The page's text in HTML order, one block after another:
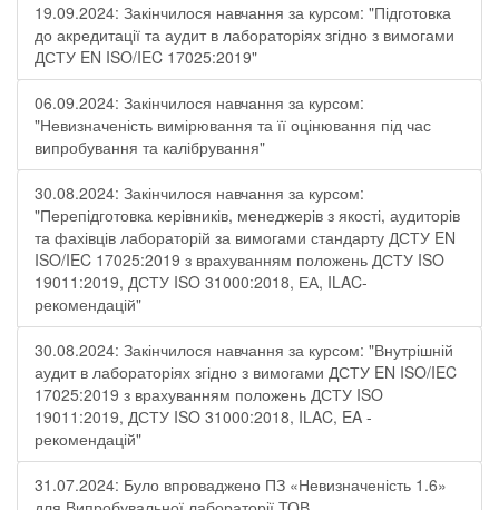
19.09.2024: Закінчилося навчання за курсом: "Підготовка
до акредитації та аудит в лабораторіях згідно з вимогами
ДСТУ EN ISO/IEC 17025:2019"
06.09.2024: Закінчилося навчання за курсом:
"Невизначеність вимірювання та її оцінювання під час
випробування та калібрування"
30.08.2024: Закінчилося навчання за курсом:
"Перепідготовка керівників, менеджерів з якості, аудиторів
та фахівців лабораторій за вимогами стандарту ДСТУ EN
ISO/IEC 17025:2019 з врахуванням положень ДСТУ ISO
19011:2019, ДСТУ ISO 31000:2018, ЕА, ILAC-
рекомендацій"
30.08.2024: Закінчилося навчання за курсом: "Внутрішній
аудит в лабораторіях згідно з вимогами ДСТУ EN ISO/IEC
17025:2019 з врахуванням положень ДСТУ ISO
19011:2019, ДСТУ ISO 31000:2018, ILAC, EA -
рекомендацій"
31.07.2024: Було впроваджено ПЗ «Невизначеність 1.6»